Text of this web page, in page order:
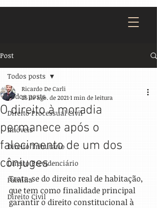
Post
Todos posts
Direito Processual Civil
Imóveis
Direito Tributário
Direito Previdenciário
Família
Direito Civil
Todos posts
O direito à moradia
permanece após o
falecimento de um dos
cônjuges
Ricardo De Carli
25 de ago. de 2021 1 min de leitura
Trata-se do direito real de habitação,
que tem como finalidade principal
garantir o direito constitucional à